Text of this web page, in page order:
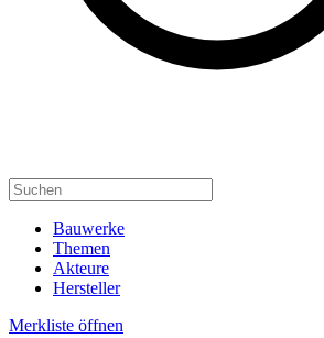
Bauwerke
Themen
Akteure
Hersteller
Merkliste öffnen